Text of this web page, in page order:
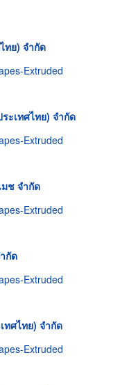
ทย) จำกัด
Extruded
ะเทศไทย) จำกัด
Extruded
ช จำกัด
Extruded
กัด
Extruded
ทศไทย) จำกัด
Extruded